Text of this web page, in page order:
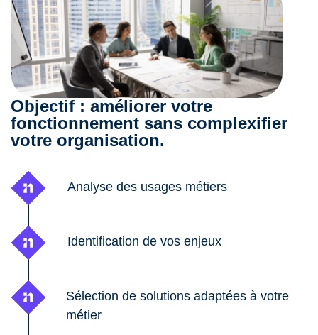
Objectif : améliorer votre
fonctionnement sans complexifier
votre organisation.
Analyse des usages métiers
Identification de vos enjeux
Sélection de solutions adaptées à votre
métier